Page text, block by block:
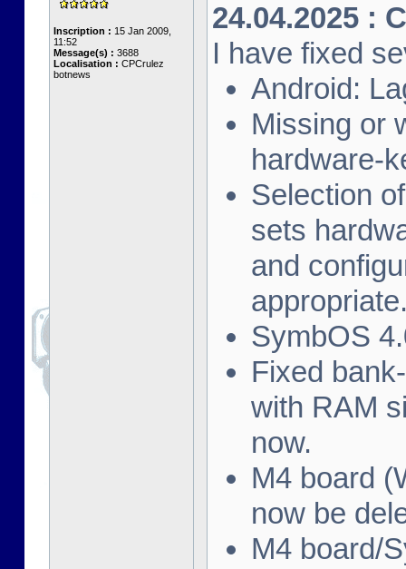
Inscription : 15 Jan 2009,
11:52
Message(s) : 3688
Localisation : CPCrulez
botnews
24.04.2025 :
I have fixed
Android:
Missing or
hardware-
Selection
sets
and
SymbOS
Fixed
with RAM
now.
M4 board
now be
M4 board/